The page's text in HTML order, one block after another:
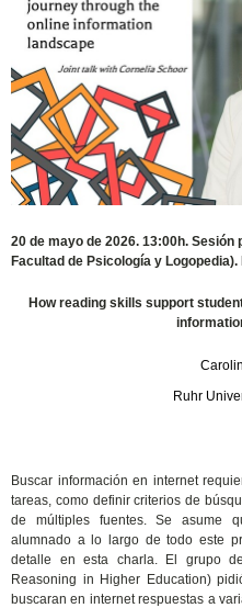
20 de mayo de 2026. 13:00h.
Facultad de Psicología y
How reading skills support
Ruhr
Buscar información en internet
tareas, como definir criterios de
de múltiples fuentes. Se asume
alumnado a lo largo de todo este
detalle en esta charla. El grupo
Reasoning in Higher Education)
buscaran en internet respuestas a